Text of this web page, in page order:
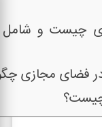
چیست و
فضای مجازی